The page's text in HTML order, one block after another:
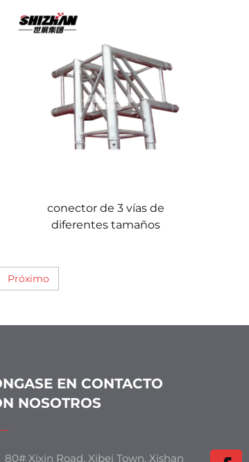
conector de 3 vías de
diferentes tamaños
Próximo
EN CONTACTO
NOSOTROS
80# Xixin Road, Xibei Town, Xishan